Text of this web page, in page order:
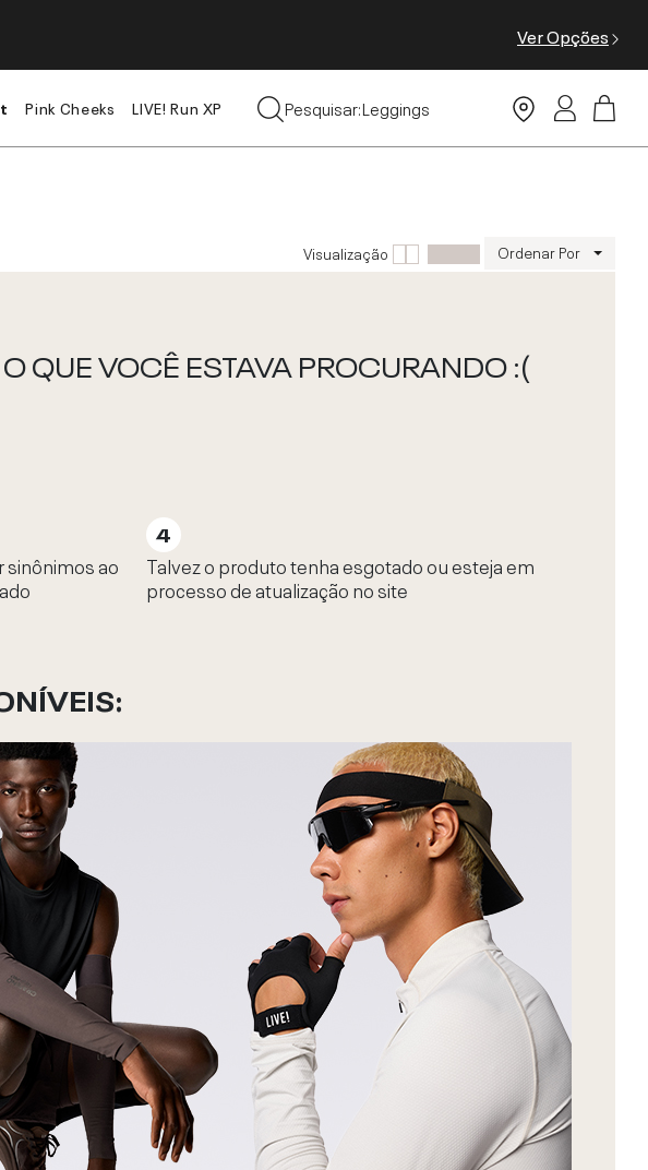
Ver Opções
Pink Cheeks LIVE! Run XP
Pesquisar:
Tops
Leggings
Visualização Ordenar Por
QUE VOCÊ ESTAVA PROCURANDO :(
sinônimos ao
Talvez o produto tenha esgotado ou esteja em
processo de atualização no site